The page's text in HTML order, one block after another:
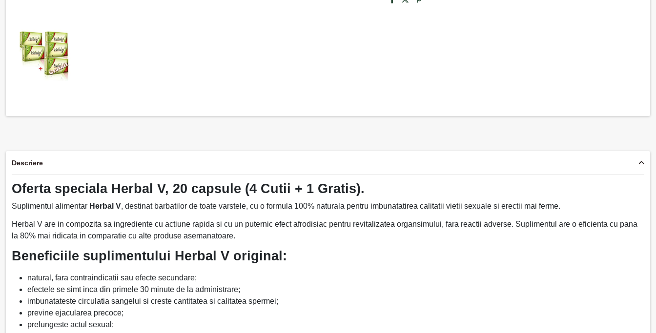
Descriere
Oferta speciala Herbal V, 20 capsule (4 Cutii + 1 Gratis).
Suplimentul alimentar Herbal V, destinat barbatilor de toate varstele, cu o formula 100% naturala pentru imbunatatirea calitatii vietii sexuale si erectii mai ferme.
Herbal V are in compozita sa ingrediente cu actiune rapida si cu un puternic efect afrodisiac pentru revitalizatea organsimului, fara reactii adverse. Suplimentul are o eficienta cu pana
la 80% mai ridicata in comparatie cu alte produse asemanatoare.
Beneficiile suplimentului Herbal V original:
natural, fara contraindicatii sau efecte secundare;
efectele se simt inca din primele 30 minute de la administrare;
imbunatateste circulatia sangelui si creste cantitatea si calitatea spermei;
previne ejacularea precoce;
prelungeste actul sexual;